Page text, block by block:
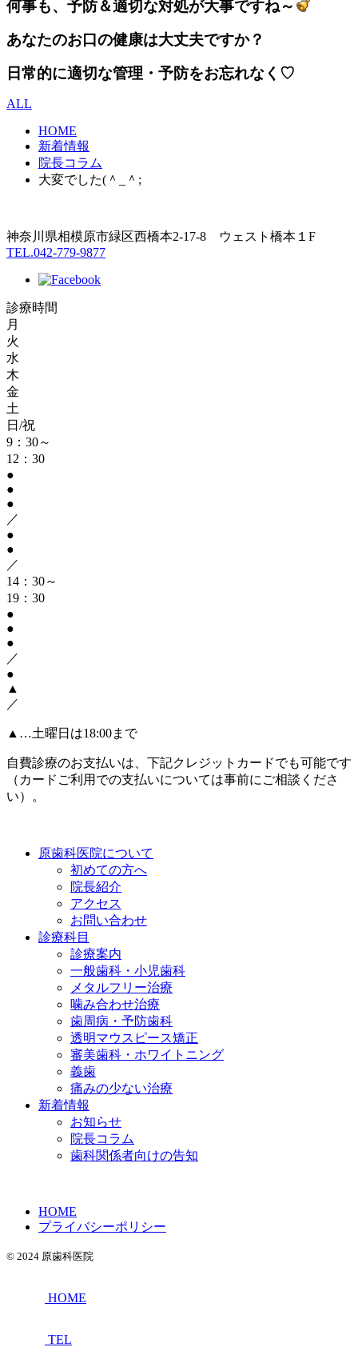
何事も、予防＆適切な対処が大事ですね～
あなたのお口の健康は大丈夫ですか？
日常的に適切な管理・予防をお忘れなく♡
ALL
HOME
新着情報
院長コラム
大変でした(＾_＾;
神奈川県相模原市緑区西橋本2-17-8 ウェスト橋本１F
TEL.042-779-9877
診療時間
月
火
水
木
金
土
日/祝
9：30～
12：30
●
●
●
／
●
●
／
14：30～
19：30
●
●
●
／
●
▲
／
▲…土曜日は18:00まで
自費診療のお支払いは、下記クレジットカードでも可能です
（カードご利用での支払いについては事前にご相談くださ
い）。
原歯科医院について
初めての方へ
院長紹介
アクセス
お問い合わせ
診療科目
診療案内
一般歯科・小児歯科
メタルフリー治療
噛み合わせ治療
歯周病・予防歯科
透明マウスピース矯正
審美歯科・ホワイトニング
義歯
痛みの少ない治療
新着情報
お知らせ
院長コラム
歯科関係者向けの告知
HOME
プライバシーポリシー
© 2024 原歯科医院
HOME
TEL